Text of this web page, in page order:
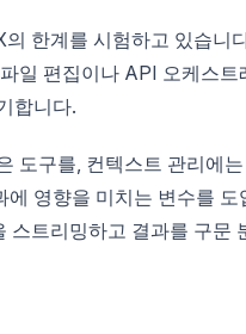
한계를 시험하고 있습니
일 편집이나 API 오케스
합니다.
도구를, 컨텍스트 관리에
영향을 미치는 변수를
트리밍하고 결과를 구문